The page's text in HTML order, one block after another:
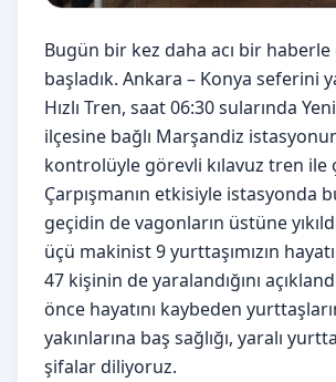
Bugün bir kez daha acı bir
başladık. Ankara – Konya seferini
Hızlı Tren, saat 06:30 sularında
ilçesine bağlı Marşandiz
kontrolüyle görevli kılavuz tren ile
Çarpışmanın etkisiyle istasyonda
geçidin de vagonların üstüne
üçü makinist 9 yurttaşımızın
47 kişinin de yaralandığını
önce hayatını kaybeden
yakınlarına baş sağlığı, yaralı
şifalar diliyoruz.